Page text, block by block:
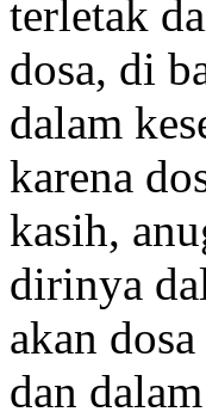
terletak
dosa, di
dalam
karena
kasih,
dirinya
akan
dan